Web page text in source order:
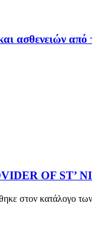
ασθενειών από
OF ST’
στον κατάλογο